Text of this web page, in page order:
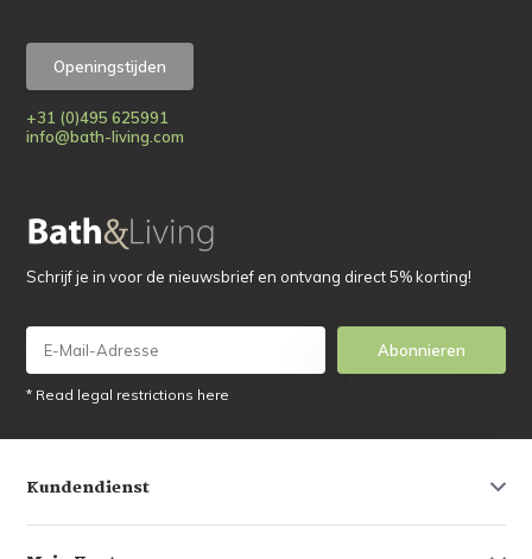
Openingstijden
+31 (0)495 625991
info@bath-living.com
Schrijf je in voor de nieuwsbrief en ontvang direct 5% korting!
Abonnieren
* Read legal restrictions here
Kundendienst